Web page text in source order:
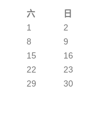
六 日
1
2
8
9
15
16
22
23
29
30